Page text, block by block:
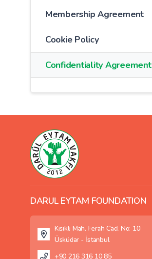
Membership Agreement
Cookie Policy
Confidentiality Agreement
DARUL EYTAM FOUNDATION
Kısıklı Mah. Ferah Cad. No: 10
Üsküdar - İstanbul
+90 216 316 10 85